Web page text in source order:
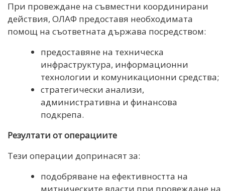
При провеждане на съвместни координирани
действия, ОЛАФ предоставя необходимата
помощ на съответната държава посредством:
предоставяне на техническа
инфраструктура, информационни
технологии и комуникационни средства;
стратегически анализи,
административна и финансова
подкрепа.
Резултати от операциите
Тези операции допринасят за:
подобряване на ефективността на